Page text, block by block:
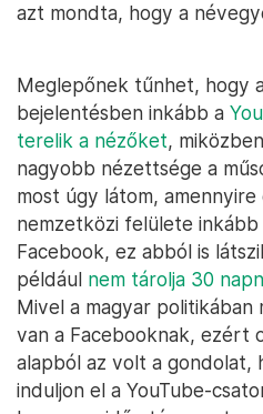
azt mondta, hogy a
Meglepőnek tűnhet, hogy
bejelentésben inkább a
terelik a nézőket,
nagyobb nézettsége a
most úgy látom,
nemzetközi felülete inkább
Facebook, ez abból is
például nem tárolja 30
Mivel a magyar politikában
van a Facebooknak, ezért
alapból az volt a gondolat,
induljon el a YouTube-